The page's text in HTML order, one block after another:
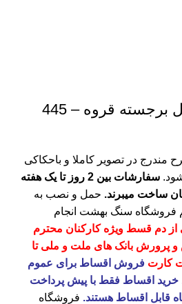
قروه – 445
در تصویر کاملا و باحکاکی
سفارشات بین 2 روز تا یک هفته
ساخت میبرند. حمل و نصب به
فروشگاه سنگ بهشت انجام
دم قسط ویژه کارکنان محترم
پرورش بانک های ملت و ملی تا
کارت فروش اقساط برای عموم
خرید اقساط فقط با پیش پرداخت
فروشگاه